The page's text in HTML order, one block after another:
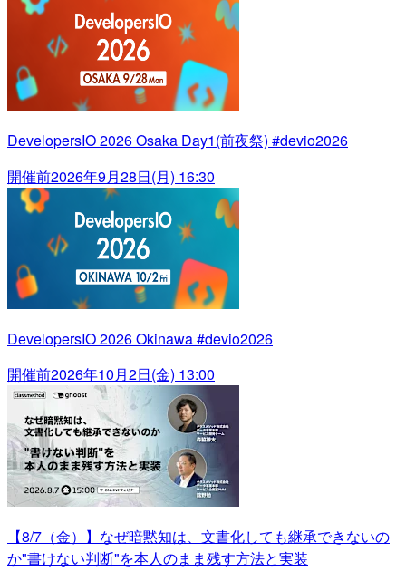
DevelopersIO 2026 Osaka Day1(前夜祭) #devio2026
開催前2026年9月28日(月) 16:30
DevelopersIO 2026 Okinawa #devio2026
開催前2026年10月2日(金) 13:00
【8/7（金）】なぜ暗黙知は、文書化しても継承できないの
か"書けない判断"を本人のまま残す方法と実装